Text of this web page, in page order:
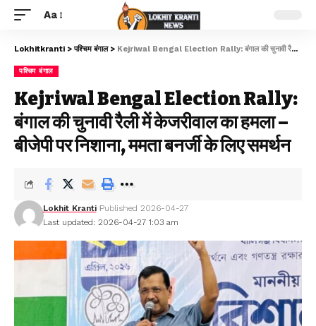
Aa
Lokhitkranti >पश्चिम बंगाल> Kejriwal Bengal Election Rally: बंगाल की चुनावी रैली में केजरीवाल का हमला – बीजेपी पर निशाना, ममता बनर्जी के लिए समर्थन
पश्चिम बंगाल
Kejriwal Bengal Election Rally:
बंगाल की चुनावी रैली में केजरीवाल का हमला –
बीजेपी पर निशाना, ममता बनर्जी के लिए समर्थन
Last updated: 2026-04-27 1:03 am
Lokhit Kranti Published 2026-04-27